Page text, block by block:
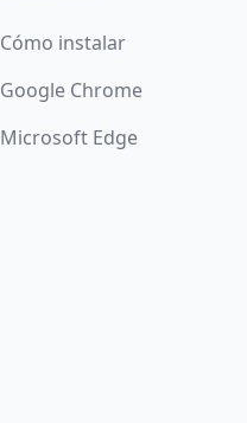
Cómo instalar
Google Chrome
Microsoft Edge